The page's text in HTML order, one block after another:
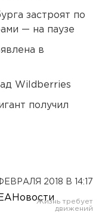
застроят по
— на паузе
в
Wildberries
получил
2018 В 14:17
ЕАНовости